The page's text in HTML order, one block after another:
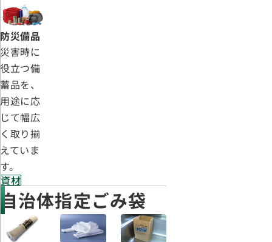
防災備品
災害時に
役立つ備
蓄品を、
用途に応
じて幅広
く取り揃
えていま
す。
資材
自治体指定ごみ袋